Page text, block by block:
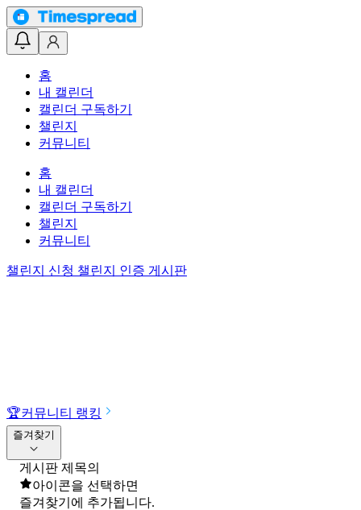
홈
내 캘린더
캘린더 구독하기
챌린지
커뮤니티
홈
내 캘린더
캘린더 구독하기
챌린지
커뮤니티
챌린지 신청 챌린지 인증 게시판
🏆커뮤니티 랭킹
즐겨찾기
게시판 제목의
아이콘을 선택하면
즐겨찾기에 추가됩니다.